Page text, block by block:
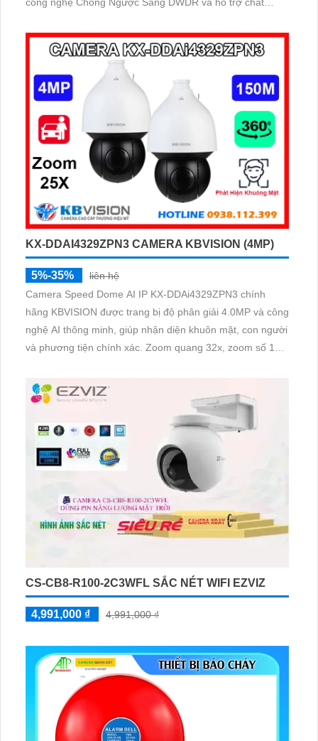
động còi đèn chủ động.
KX-DDAI4329ZPN3 CAMERA KBVISION (4MP)
5%-35%
liên hệ
Camera Speed Dome AI IP KX-DDAi4329ZPN3 chính
hãng KBVISION được trang bị độ phân giải 4.0MP và công
nghệ AI thông minh, giúp nhận diện khuôn mặt, con người
và phương tiện chính xác. Zoom quang 32x, zoom số 16x
CS-CB8-R100-2C3WFL SẮC NÉT WIFI EZVIZ
4,991,000 ₫ 4,991,000 ₫